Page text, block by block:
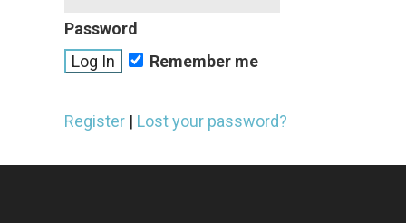
Password
Remember me
Register | Lost your password?